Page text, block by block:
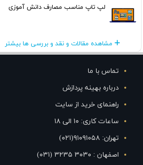
لپ تاپ مناسب مصارف دانش آموزی
مشاهده مقالات و نقد و بررسی ها بیشتر
تماس با ما
درباره بهینه پردازش
راهنمای خرید از سایت
ساعات کاری: ۱۰ الی ۱۸
تهران: ۹۱۰۹۱۰۵۸(۰۲۱)
اصفهان : ۳۰۳۰ ۳۲۳۵ (۰۳۱)